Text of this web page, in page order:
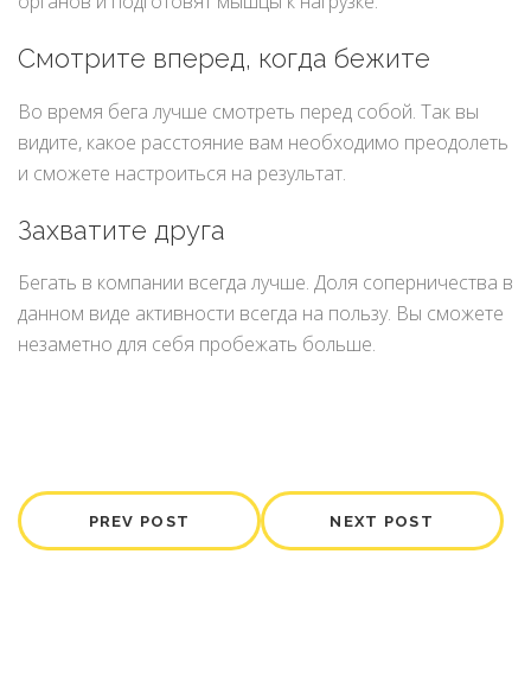
Смотрите вперед, когда бежите
Во время бега лучше смотреть перед собой. Так вы
видите, какое расстояние вам необходимо преодолеть
и сможете настроиться на результат.
Захватите друга
Бегать в компании всегда лучше. Доля соперничества в
данном виде активности всегда на пользу. Вы сможете
незаметно для себя пробежать больше.
PREV POST NEXT POST